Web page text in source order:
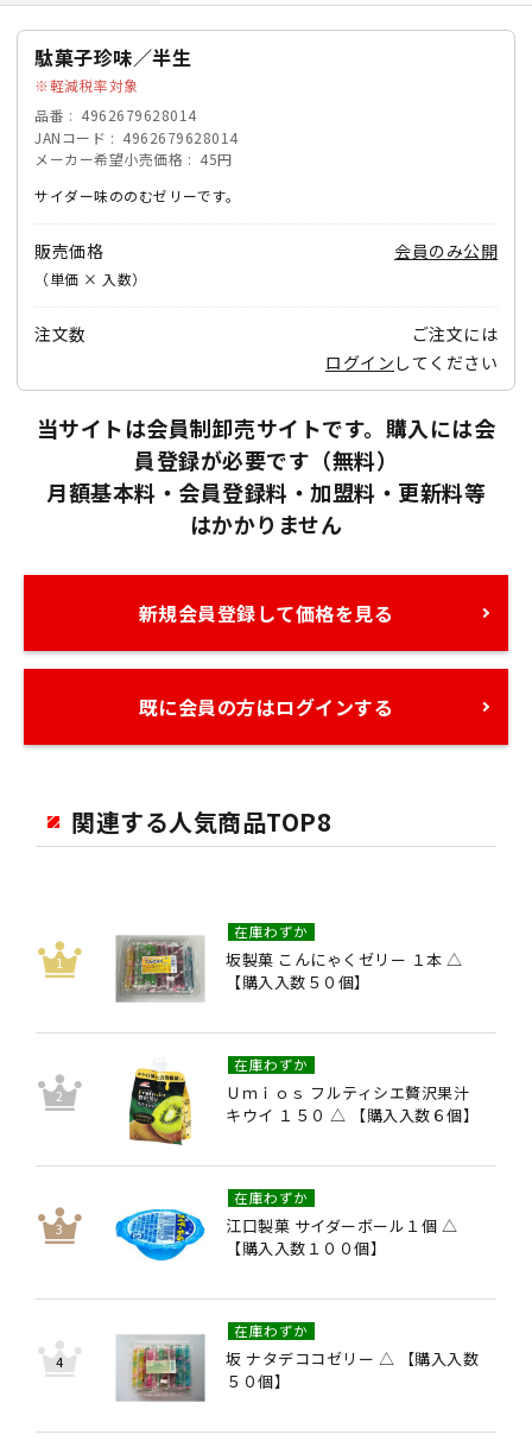
駄菓子珍味／半生
軽減税率対象
品番
4962679628014
JANコード
4962679628014
メーカー希望小売価格
45円
サイダー味ののむゼリーです。
販売価格
（単価 × 入数）
会員のみ公開
注文数
ご注文には
ログイン してください
当サイトは会員制卸売サイトです。購入には会
員登録が必要です（無料）
月額基本料・会員登録料・加盟料・更新料等
はかかりません
新規会員登録して価格を見る
既に会員の方はログインする
関連する人気商品TOP8
坂製菓 こんにゃくゼリー １本 △
【購入入数５０個】
在庫わずか
Ｕｍｉｏｓ フルティシエ贅沢果汁
キウイ １５０ △ 【購入入数６個】
在庫わずか
江口製菓 サイダーボール１個 △
【購入入数１００個】
在庫わずか
坂 ナタデココゼリー △ 【購入入数
５０個】
在庫わずか